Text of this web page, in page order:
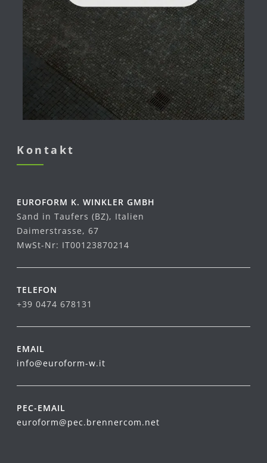
Kontakt
EUROFORM K. WINKLER GMBH
Sand in Taufers (BZ), Italien
Daimerstrasse, 67
MwSt-Nr: IT00123870214
TELEFON
+39 0474 678131
EMAIL
info@euroform-w.it
PEC-EMAIL
euroform@pec.brennercom.net